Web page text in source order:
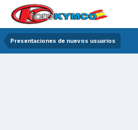
Presentaciones de nuevos usuarios